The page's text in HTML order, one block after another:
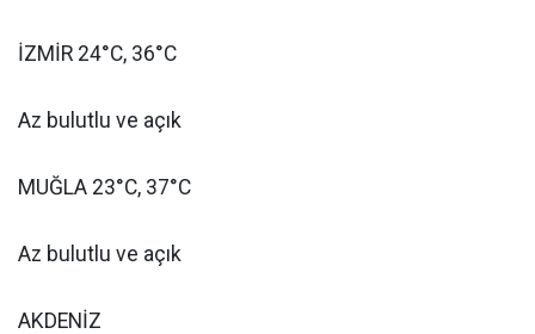
İZMİR 24°C, 36°C
Az bulutlu ve açık
MUĞLA 23°C, 37°C
Az bulutlu ve açık
AKDENİZ